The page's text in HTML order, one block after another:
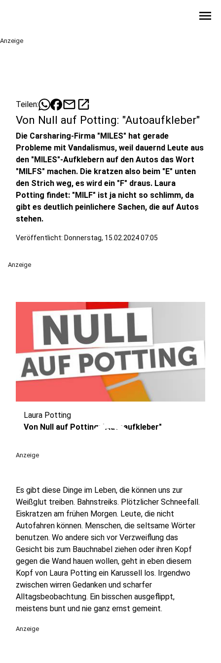
menu
Anzeige
Teilen: mailopen_in_new
Von Null auf Potting: "Autoaufkleber"
Die Carsharing-Firma "MILES" hat gerade
Probleme mit Vandalismus, weil dauernd Leute aus
den "MILES"-Aufklebern auf den Autos das Wort
"MILFS" machen. Die kratzen also beim "E" unten
den Strich weg, es wird ein "F" draus. Laura
Potting findet: "MILF" ist ja nicht so schlimm, da
gibt es deutlich peinlichere Sachen, die auf Autos
stehen.
Veröffentlicht: Donnerstag, 15.02.2024 07:05
Anzeige
play_circle
Laura Potting
Von Null auf Potting: "Autoaufkleber"
Anzeige
Es gibt diese Dinge im Leben, die können uns zur
Weißglut treiben. Bahnstreiks. Plötzlicher Schneefall.
Eiskratzen am frühen Morgen. Leute, die nicht
Autofahren können. Menschen, die seltsame Wörter
benutzen. Wo andere sich vor Verzweiflung das
Gesicht bis zum Bauchnabel ziehen oder ihren Kopf
gegen die Wand hauen wollen, geht in eben diesem
Kopf von Laura Potting ein Karussell los. Irgendwo
zwischen wirren Gedanken und scharfer
Alltagsbeobachtung. Ein bisschen ausgeflippt,
meistens bunt und nie ganz ernst gemeint.
Anzeige